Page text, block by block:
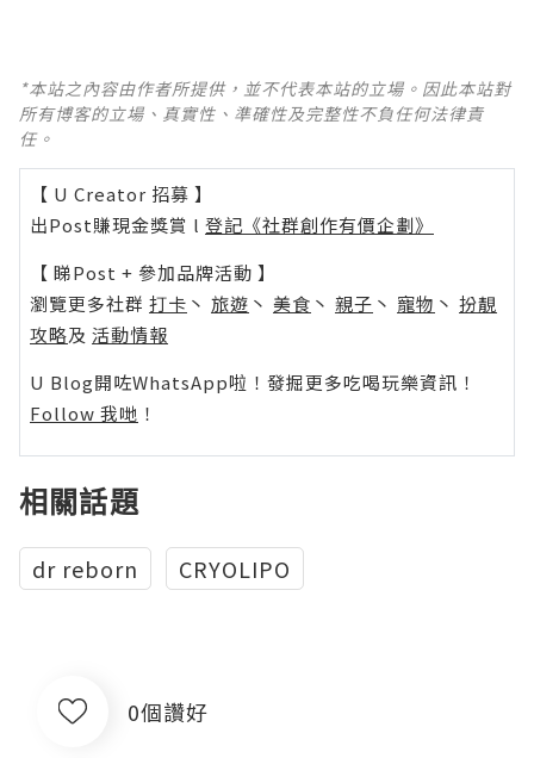
*本站之內容由作者所提供，並不代表本站的立場。因此本站對
所有博客的立場、真實性、準確性及完整性不負任何法律責
任。
【 U Creator 招募 】
出Post賺現金獎賞 l 登記《社群創作有價企劃》
【 睇Post + 參加品牌活動 】
瀏覽更多社群 打卡 丶 旅遊 丶 美食 丶 親子 丶 寵物 丶 扮靚
攻略及 活動情報
U Blog開咗WhatsApp啦！發掘更多吃喝玩樂資訊！
Follow 我哋 ！
相關話題
dr reborn CRYOLIPO
0個讚好